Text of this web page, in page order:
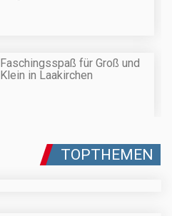
Faschingsspaß für Groß und
Klein in Laakirchen
TOPTHEMEN